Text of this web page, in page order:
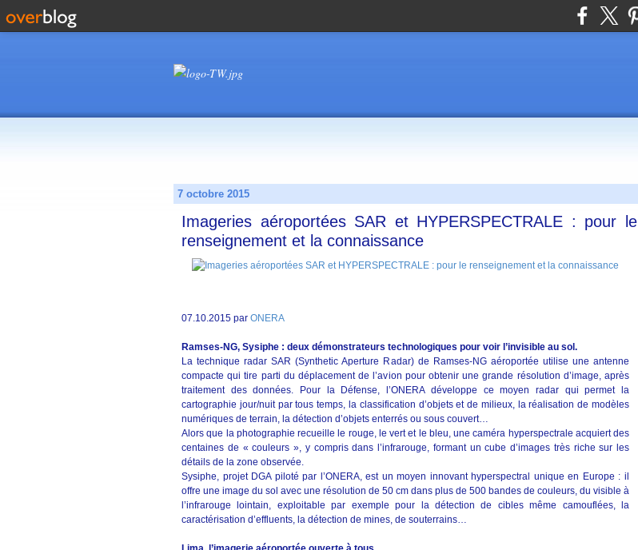
7 octobre 2015
Imageries aéroportées SAR et HYPERSPECTRALE : pour le
renseignement et la connaissance
07.10.2015 par ONERA
Ramses-NG, Sysiphe : deux démonstrateurs technologiques pour voir l’invisible au sol.
La technique radar SAR (Synthetic Aperture Radar) de Ramses-NG aéroportée utilise une antenne
compacte qui tire parti du déplacement de l’avion pour obtenir une grande résolution d’image, après
traitement des données. Pour la Défense, l’ONERA développe ce moyen radar qui permet la
cartographie jour/nuit par tous temps, la classification d’objets et de milieux, la réalisation de modèles
numériques de terrain, la détection d’objets enterrés ou sous couvert…
Alors que la photographie recueille le rouge, le vert et le bleu, une caméra hyperspectrale acquiert des
centaines de « couleurs », y compris dans l’infrarouge, formant un cube d’images très riche sur les
détails de la zone observée.
Sysiphe, projet DGA piloté par l’ONERA, est un moyen innovant hyperspectral unique en Europe : il
offre une image du sol avec une résolution de 50 cm dans plus de 500 bandes de couleurs, du visible à
l’infrarouge lointain, exploitable par exemple pour la détection de cibles même camouflées, la
caractérisation d’effluents, la détection de mines, de souterrains…